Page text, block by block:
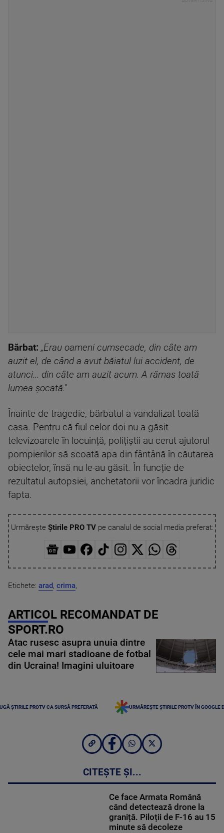
Bărbat: „Erau oameni cumsecade, din câte am
auzit el, de când a avut băiatul lui accident, de
atunci... din câte am auzit acum. A rămas toată
lumea șocată."
Înainte de tragedie, bărbatul a vandalizat toată
casa. Pentru că fiul celor doi nu a găsit
televizoarele în locuință, polițiștii au cerut ajutorul
pompierilor să scoată apa din fântână în căutarea
obiectelor, însă nu le-au găsit. În funcție de
rezultatul autopsiei, anchetatorii vor încadra juridic
fapta.
Urmărește Știrile PRO TVpe canalul de social media preferat:
Etichete: arad, crima,
ARTICOL RECOMANDAT DE
SPORT.RO
Atac rusesc asupra unuia dintre
cele mai mari stadioane de fotbal
din Ucraina! Imagini uluitoare
ȘTIRILE PROTV CA SURSĂ PREFERATĂ URMĂREȘTE ȘTIRILE PROTV ÎN GOOGLE
CITEȘTE ȘI...
Ce face Armata Română
când detectează drone la
graniță. Piloții de F-16 au 15
minute să decoleze